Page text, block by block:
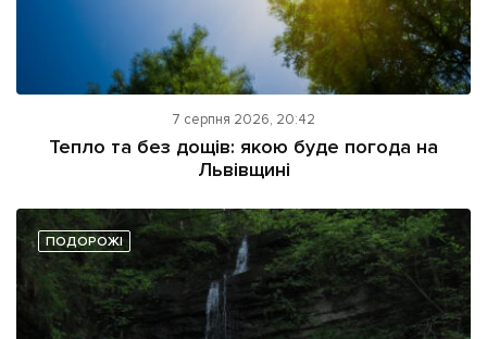
7 серпня 2026, 20:42
Тепло та без дощів: якою буде погода на
Львівщині
ПОДОРОЖІ